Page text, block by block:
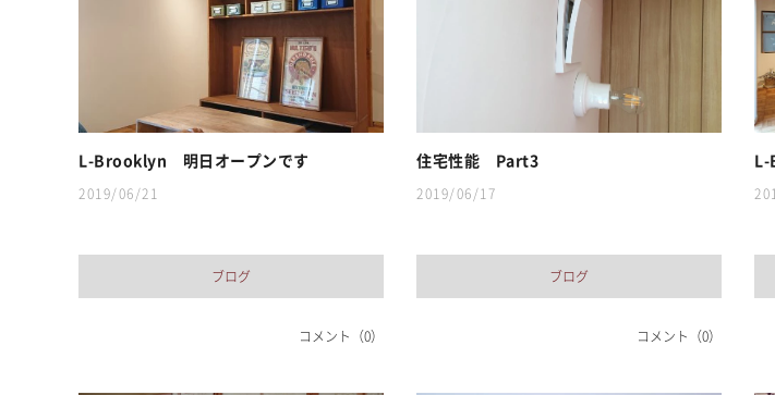
L-Brooklyn 明日オープンです
2019/06/21
ブログ
コメント（0）
住宅性能 Part3
2019/06/17
ブログ
コメント（0）